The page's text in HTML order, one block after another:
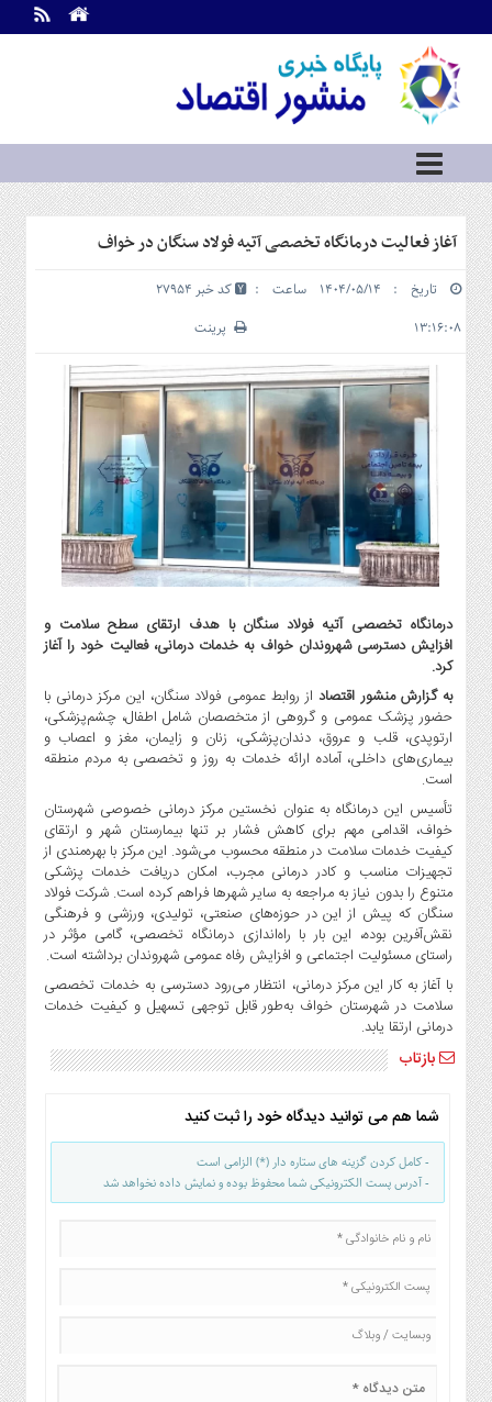
اطلاعات
تماس
ما
درباره
ما
سرویس
ها
بازار
سرمایه
و
بورس
و
شهری
گاز
و
پتروشیمی
صنعت
و
خودرو
استارت
آپ
و
فن
آوری
بانک
،
بیمه
و
ارز
دیجیتال
کشاورزی
و
صنایع
غذایی
سیاسی
و
بین
الملل
روز
گوناگون
آغاز فعالیت درمانگاه تخصصی آتیه فولاد سنگان در خواف
تاریخ : ۱۴۰۴/۰۵/۱۴ ساعت :
۱۳:۱۶:۰۸
کد خبر 27954
پرینت
درمانگاه تخصصی آتیه فولاد سنگان با هدف ارتقای سطح سلامت و
افزایش دسترسی شهروندان خواف به خدمات درمانی، فعالیت خود را آغاز
کرد.
به گزارش منشور اقتصاد از روابط عمومی فولاد سنگان، این مرکز درمانی با
حضور پزشک عمومی و گروهی از متخصصان شامل اطفال، چشم‌پزشکی،
ارتوپدی، قلب و عروق، دندان‌پزشکی، زنان و زایمان، مغز و اعصاب و
بیماری‌های داخلی، آماده ارائه خدمات به روز و تخصصی به مردم منطقه
است.
تأسیس این درمانگاه به عنوان نخستین مرکز درمانی خصوصی شهرستان
خواف، اقدامی مهم برای کاهش فشار بر تنها بیمارستان شهر و ارتقای
کیفیت خدمات سلامت در منطقه محسوب می‌شود. این مرکز با بهره‌مندی از
تجهیزات مناسب و کادر درمانی مجرب، امکان دریافت خدمات پزشکی
متنوع را بدون نیاز به مراجعه به سایر شهرها فراهم کرده است. شرکت فولاد
سنگان که پیش از این در حوزه‌های صنعتی، تولیدی، ورزشی و فرهنگی
نقش‌آفرین بوده، این بار با راه‌اندازی درمانگاه تخصصی، گامی مؤثر در
راستای مسئولیت اجتماعی و افزایش رفاه عمومی شهروندان برداشته است.
با آغاز به کار این مرکز درمانی، انتظار می‌رود دسترسی به خدمات تخصصی
سلامت در شهرستان خواف به‌طور قابل توجهی تسهیل و کیفیت خدمات
درمانی ارتقا یابد.
بازتاب
شما هم می توانید دیدگاه خود را ثبت کنید
- کامل کردن گزینه های ستاره دار (*) الزامی است
- آدرس پست الکترونیکی شما محفوظ بوده و نمایش داده نخواهد شد